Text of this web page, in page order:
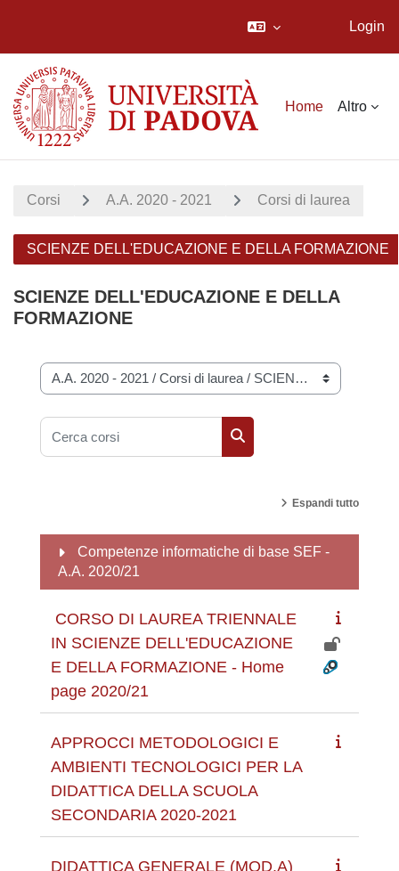
Login
Home Altro
Corsi A.A. 2020 - 2021 Corsi di laurea
SCIENZE DELL'EDUCAZIONE E DELLA FORMAZIONE
SCIENZE DELL'EDUCAZIONE E DELLA
FORMAZIONE
Categorie di corso
Cerca corsi
Cerca corsi
Espandi tutto
Competenze informatiche di base SEF -
A.A. 2020/21
CORSO DI LAUREA TRIENNALE
IN SCIENZE DELL'EDUCAZIONE
E DELLA FORMAZIONE - Home
page 2020/21
APPROCCI METODOLOGICI E
AMBIENTI TECNOLOGICI PER LA
DIDATTICA DELLA SCUOLA
SECONDARIA 2020-2021
DIDATTICA GENERALE (MOD.A)